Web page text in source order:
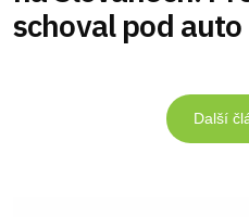
schoval pod auto
Další